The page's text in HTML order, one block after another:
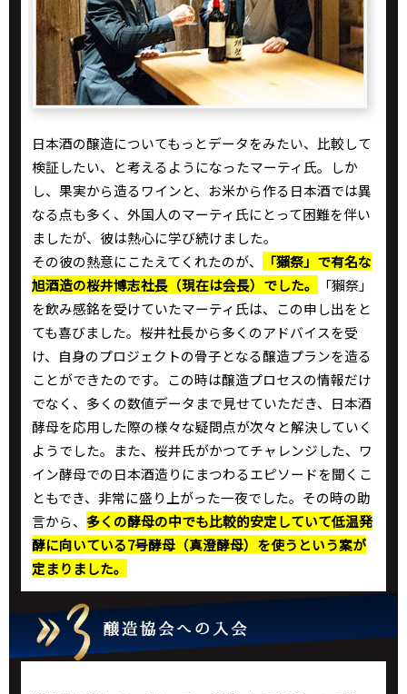
日本酒の醸造についてもっとデータをみたい、比較して
検証したい、と考えるようになったマーティ氏。しか
し、果実から造るワインと、お米から作る日本酒では異
なる点も多く、外国人のマーティ氏にとって困難を伴い
ましたが、彼は熱心に学び続けました。
その彼の熱意にこたえてくれたのが、
「獺祭」で有名な
旭酒造の桜井博志社長（現在は会長）でした。
「獺祭」
を飲み感銘を受けていたマーティ氏は、この申し出をと
ても喜びました。桜井社長から多くのアドバイスを受
け、自身のプロジェクトの骨子となる醸造プランを造る
ことができたのです。この時は醸造プロセスの情報だけ
でなく、多くの数値データまで見せていただき、日本酒
酵母を応用した際の様々な疑問点が次々と解決していく
ようでした。また、桜井氏がかつてチャレンジした、ワ
イン酵母での日本酒造りにまつわるエピソードを聞くこ
ともでき、非常に盛り上がった一夜でした。その時の助
言から、多くの酵母の中でも比較的安定していて低温発
酵に向いている7号酵母（真澄酵母）を使うという案が
定まりました。